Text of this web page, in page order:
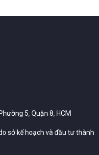
5, Quận 8, HCM
sở kế hoạch và đầu tư thành